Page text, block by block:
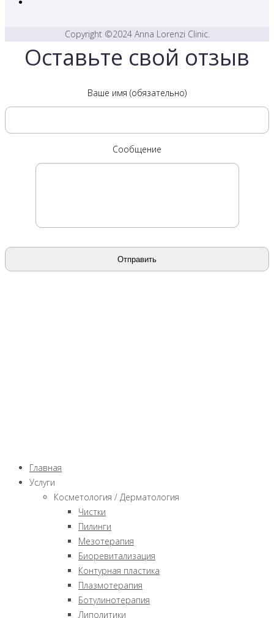
Copyright ©2024 Anna Lorenzi Clinic.
Оставьте свой отзыв
Ваше имя (обязательно)
Сообщение
Главная
Услуги
Косметология / Дерматология
Чистки
Пилинги
Мезотерапия
Биоревитализация
Контурная пластика
Плазмотерапия
Ботулинотерапия
Липолитики